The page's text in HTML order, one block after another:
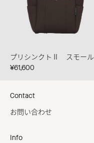
¥61,600
Contact
お問い合わせ
Info